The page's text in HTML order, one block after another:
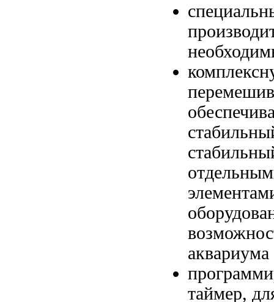
аквариума
таймер,